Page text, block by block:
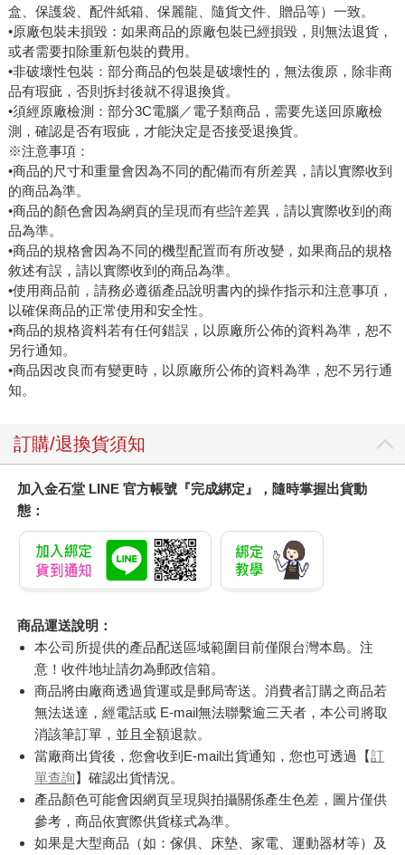
盒、保護袋、配件紙箱、保麗龍、隨貨文件、贈品等）一致。
•原廠包裝未損毀：如果商品的原廠包裝已經損毀，則無法退貨，
或者需要扣除重新包裝的費用。
•非破壞性包裝：部分商品的包裝是破壞性的，無法復原，除非商
品有瑕疵，否則拆封後就不得退換貨。
•須經原廠檢測：部分3C電腦／電子類商品，需要先送回原廠檢
測，確認是否有瑕疵，才能決定是否接受退換貨。
※注意事項：
•商品的尺寸和重量會因為不同的配備而有所差異，請以實際收到
的商品為準。
•商品的顏色會因為網頁的呈現而有些許差異，請以實際收到的商
品為準。
•商品的規格會因為不同的機型配置而有所改變，如果商品的規格
敘述有誤，請以實際收到的商品為準。
•使用商品前，請務必遵循產品說明書內的操作指示和注意事項，
以確保商品的正常使用和安全性。
•商品的規格資料若有任何錯誤，以原廠所公佈的資料為準，恕不
另行通知。
•商品因改良而有變更時，以原廠所公佈的資料為準，恕不另行通
知。
訂購/退換貨須知
加入金石堂 LINE 官方帳號『完成綁定』，隨時掌握出貨動
態：
商品運送說明：
本公司所提供的產品配送區域範圍目前僅限台灣本島。注
意！收件地址請勿為郵政信箱。
商品將由廠商透過貨運或是郵局寄送。消費者訂購之商品若
無法送達，經電話或 E-mail無法聯繫逾三天者，本公司將取
消該筆訂單，並且全額退款。
當廠商出貨後，您會收到E-mail出貨通知，您也可透過【訂
單查詢】確認出貨情況。
產品顏色可能會因網頁呈現與拍攝關係產生色差，圖片僅供
參考，商品依實際供貨樣式為準。
如果是大型商品（如：傢俱、床墊、家電、運動器材等）及